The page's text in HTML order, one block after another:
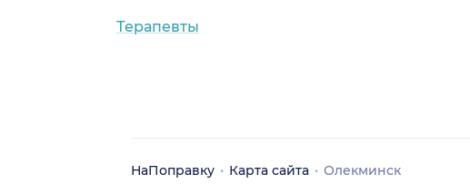
Терапевты
НаПоправку Карта сайта Олекминск